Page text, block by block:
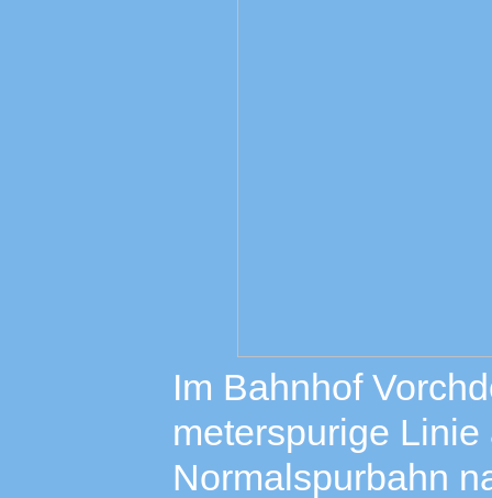
Im Bahnhof
meterspurige
Normalspurbahn